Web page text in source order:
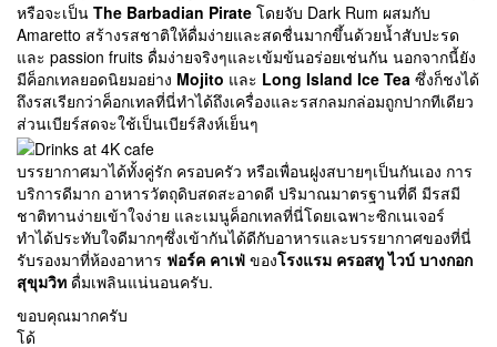
หรือจะเป็น The Barbadian Pirate โดยจับ Dark Rum ผสมกับ
Amaretto สร้างรสชาติให้ดื่มง่ายและสดชื่นมากขึ้นด้วยน้ำสับปะรด
และ passion fruits ดื่มง่ายจริงๆและเข้มข้นอร่อยเช่นกัน นอกจากนี้ยัง
มีค็อกเทลยอดนิยมอย่าง Mojito และ Long Island Ice Tea ซึ่งก็ชงได้
ถึงรสเรียกว่าค็อกเทลที่นี่ทำได้ถึงเครื่องและรสกลมกล่อมถูกปากทีเดียว
ส่วนเบียร์สดจะใช้เป็นเบียร์สิงห์เย็นๆ
บรรยากาศมาได้ทั้งคู่รัก ครอบครัว หรือเพื่อนฝูงสบายๆเป็นกันเอง การ
บริการดีมาก อาหารวัตถุดิบสดสะอาดดี ปริมาณมาตรฐานที่ดี มีรสมี
ชาติทานง่ายเข้าใจง่าย และเมนูค็อกเทลที่นี่โดยเฉพาะซิกเนเจอร์
ทำได้ประทับใจดีมากๆซึ่งเข้ากันได้ดีกับอาหารและบรรยากาศของที่นี่
รับรองมาที่ห้องอาหาร ฟอร์ค คาเฟ่ ของโรงแรม ครอสทู ไวบ์ บางกอก
สุขุมวิท ดื่มเพลินแน่นอนครับ.
ขอบคุณมากครับ
โด้